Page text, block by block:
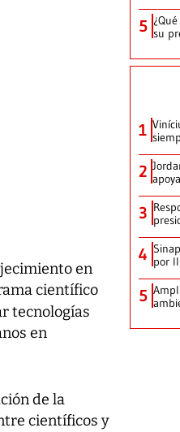
en
científico
tecnologías
en
de la
científicos y
5 su
1
2
3
4 por
5